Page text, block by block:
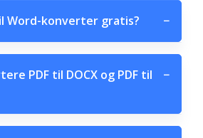
Word-konverter gratis? −
PDF til DOCX og PDF til
−